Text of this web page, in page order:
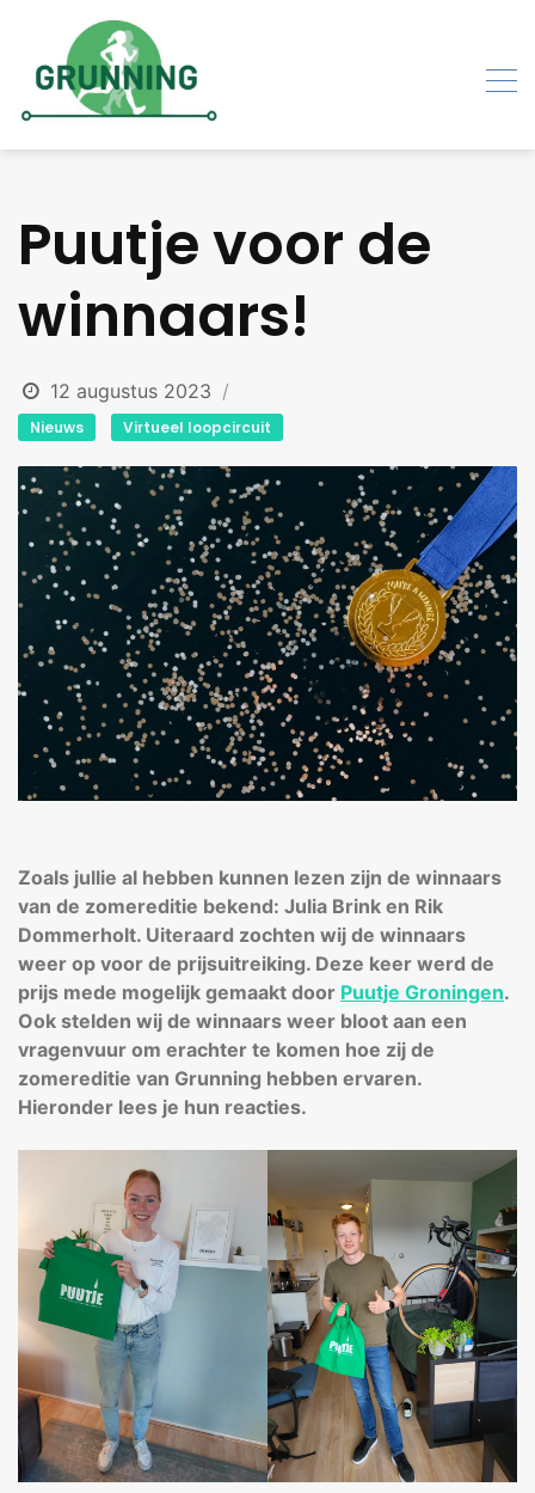
content
Puutje voor de
winnaars!
12 augustus 2023
Nieuws Virtueel loopcircuit
Zoals jullie al hebben kunnen lezen zijn de winnaars
van de zomereditie bekend: Julia Brink en Rik
Dommerholt. Uiteraard zochten wij de winnaars
weer op voor de prijsuitreiking. Deze keer werd de
prijs mede mogelijk gemaakt door Puutje Groningen.
Ook stelden wij de winnaars weer bloot aan een
vragenvuur om erachter te komen hoe zij de
zomereditie van Grunning hebben ervaren.
Hieronder lees je hun reacties.